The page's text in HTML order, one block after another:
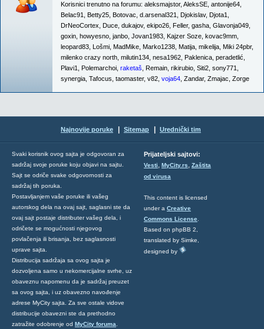
Korisnici trenutno na forumu: aleksmajstor, AleksSE antonije64
Belac91
Betty25 Botovac d.arsenal321 Djokislav, Djota1
DrNeoCortex Duce dukajov, ekipo26 Feller, gasha Glavonja049
goxin howyesno janbo Jovan1983 Kajzer Soze kovac9mm
leopard83 Lošmi MadMike Marko1238 Matija mikelija Miki 24pbr,
milenko crazy north milutin134 nesa1962 Paklenica peradetlić
Plavi1
Polemarchoi raketaš Remain rikirubio Siti2 sony771
synergia Tafocus taomaster, v82 voja64 Zandar, Zmajac Zorge
Najnovije poruke Sitemap Urednički tim
Svaki korisnik ovog sajta je odgovoran za
sadržaj svoje poruke koju objavi na sajtu.
Sajt se odriče svake odgovornosti za
sadržaj tih poruka.
Postavljanjem vaše poruke ili vašeg
autorskog dela na ovaj sajt, saglasni ste da
ovaj sajt postaje distributer vašeg dela, i
odričete se mogućnosti njegovog
povlačenja ili brisanja, bez saglasnosti
uprave sajta.
Distribucija sadržaja sa ovog sajta je
dozvoljena samo u nekomercijalne svrhe, uz
obaveznu napomenu da je sadržaj preuzet
sa ovog sajta, i uz obavezno navođenje
adrese MyCity sajta. Za sve ostale vidove
distribucije obavezni ste da prethodno
zatražite odobrenje od MyCity foruma
Prijateljski sajtovi:
Vesti, MyCity.rs, Zaštita
od virusa
This content is licensed
under a Creative
Commons License
Based on phpBB 2,
translated by Simke,
designed by